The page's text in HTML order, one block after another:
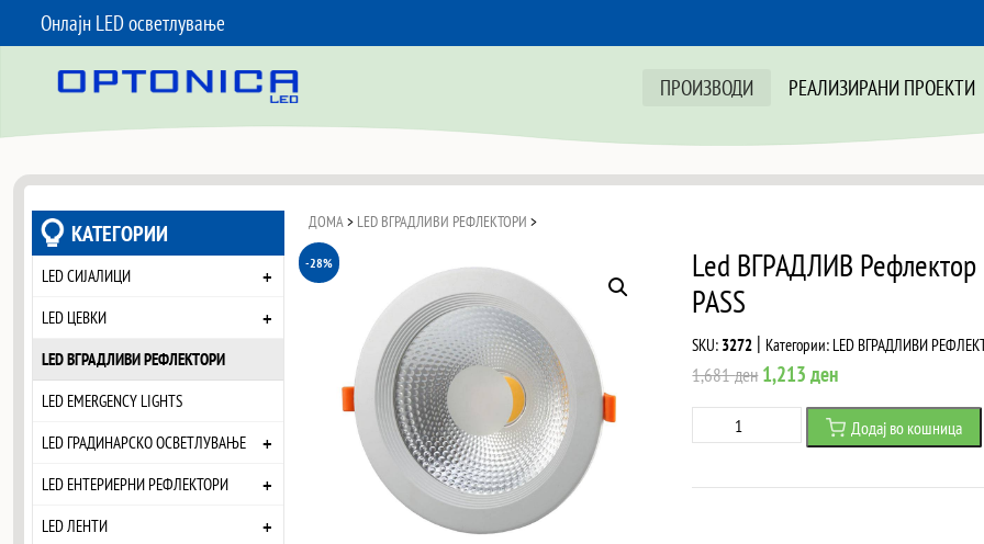
Онлајн LED осветлување
ПРОИЗВОДИ
РЕАЛИЗИРАНИ ПРОЕКТИ
КАТЕГОРИИ
LED СИЈАЛИЦИ +
LED ЦЕВКИ +
LED ВГРАДЛИВИ РЕФЛЕКТОРИ
LED EMERGENCY LIGHTS
LED ГРАДИНАРСКО ОСВЕТЛУВАЊЕ
+
LED ЕНТЕРИЕРНИ РЕФЛЕКТОРИ +
LED ЛЕНТИ +
ДОМА > LED ВГРАДЛИВИ РЕФЛЕКТОРИ >
-28%
Led ВГРАДЛИВ
PASS
SKU: 3272 | Категории: LED ВГРАДЛИВИ
1,681ден Original
price
1,213денCurrent
price
is:
ВГРАДЛИВ
Рефлектор
Додај во кошница